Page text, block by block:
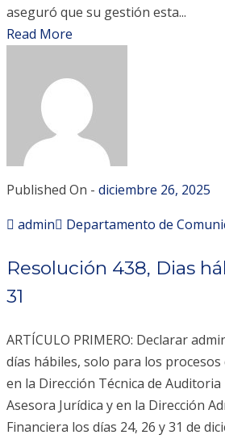
aseguró que su gestión esta...
Read More
Published On - diciembre 26, 2025
admin
Departamento de
Resolución 438, Dias
31
ARTÍCULO PRIMERO: Declarar
días hábiles, solo para los procesos
en la Dirección Técnica de Auditoria
Asesora Jurídica y en la Dirección
Financiera los días 24, 26 y 31 de